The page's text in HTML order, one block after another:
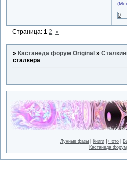
0
Страница:1 2 »
»Кастанеда форум Original »
сталкера
Лунные фазы Книги Фото
Кастанеда форум